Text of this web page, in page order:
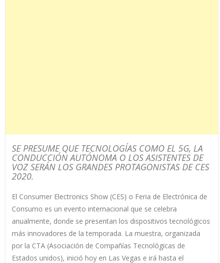
SE PRESUME QUE TECNOLOGÍAS COMO EL 5G, LA
CONDUCCIÓN AUTÓNOMA O LOS ASISTENTES DE
VOZ SERÁN LOS GRANDES PROTAGONISTAS DE CES
2020.
El Consumer Electronics Show (CES) o Feria de Electrónica de
Consumo es un evento internacional que se celebra
anualmente, donde se presentan los dispositivos tecnológicos
más innovadores de la temporada. La muestra, organizada
por la CTA (Asociación de Compañías Tecnológicas de
Estados unidos), inició hoy en Las Vegas e irá hasta el